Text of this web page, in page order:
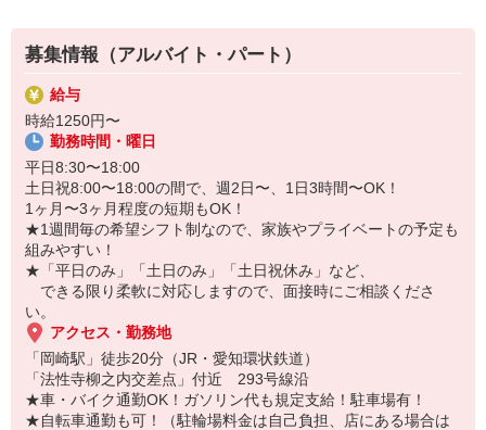
土日はご家族連れのお客さまが多くいらっしゃいます。
地元の常連さんも多く、ほっこりとした雰囲気！
●うどんの調理補助
メニューやサイズ、「冷たい/温かい」などご注文を伺い
うどんを茹でたり、盛り付けます。
テイクアウト注文の調理もあります。
●天ぷら・おむすびの調理
レシピ通りに調理・盛り付けて、
完成したらカウンターに並べます。
●レジ業務
自動釣銭機導入店もあるので、お会計もスムーズ。
●洗い場/店内清掃
お客さまが返却口にお持ちくださったお皿・おぼんを洗います。
食洗器を使って効率よく作業！手荒れの不安もナシ！
募集情報（アルバイト・パート）
給与
時給1250円〜
勤務時間・曜日
平日8:30〜18:00
土日祝8:00〜18:00の間で、週2日〜、1日3時間〜OK！
1ヶ月〜3ヶ月程度の短期もOK！
★1週間毎の希望シフト制なので、家族やプライベートの予定も
組みやすい！
★「平日のみ」「土日のみ」「土日祝休み」など、
できる限り柔軟に対応しますので、面接時にご相談くださ
い。
アクセス・勤務地
「岡崎駅」徒歩20分（JR・愛知環状鉄道）
「法性寺柳之内交差点」付近 293号線沿
★車・バイク通勤OK！ガソリン代も規定支給！駐車場有！
★自転車通勤も可！（駐輪場料金は自己負担、店にある場合は